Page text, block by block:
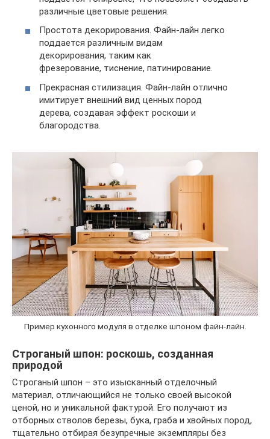
различные цветовые решения.
Простота декорирования. Файн-лайн легко
поддается различным видам
декорирования, таким как
фрезерование, тиснение, патинирование.
Прекрасная стилизация. Файн-лайн отлично
имитирует внешний вид ценных пород
дерева, создавая эффект роскоши и
благородства.
Пример кухонного модуля в отделке шпоном файн-лайн.
Строганый шпон: роскошь, созданная
природой
Строганый шпон – это изысканный отделочный
материал, отличающийся не только своей высокой
ценой, но и уникальной фактурой. Его получают из
отборных стволов березы, бука, граба и хвойных пород,
тщательно отбирая безупречные экземпляры без